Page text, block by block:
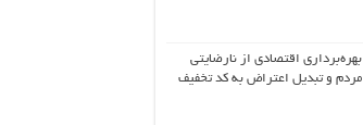
بهره‌برداری اقتصادی از نارضایتی
مردم و تبدیل اعتراض به کد تخفیف